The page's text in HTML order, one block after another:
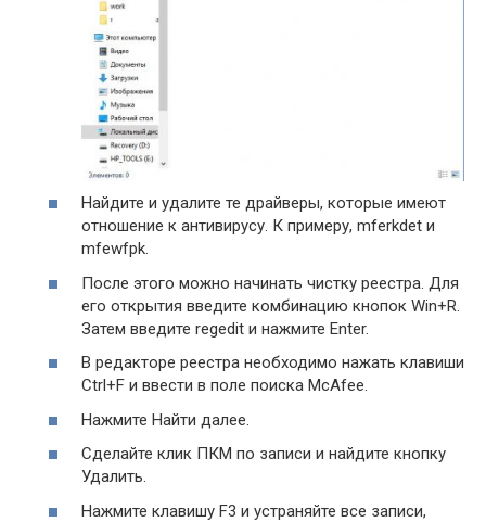
Найдите и удалите те драйверы, которые имеют
отношение к антивирусу. К примеру, mferkdet и
mfewfpk.
После этого можно начинать чистку реестра. Для
его открытия введите комбинацию кнопок Win+R.
Затем введите regedit и нажмите Enter.
В редакторе реестра необходимо нажать клавиши
Ctrl+F и ввести в поле поиска McAfee.
Нажмите Найти далее.
Сделайте клик ПКМ по записи и найдите кнопку
Удалить.
Нажмите клавишу F3 и устраняйте все записи,